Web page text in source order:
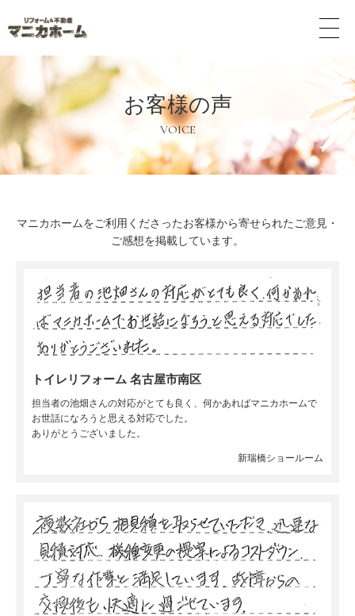
メ
ュ
ー
タ
ン
お客様の声
VOICE
マニカホームをご利用くださったお客様から寄せられたご意見・
ご感想を掲載しています。
トイレリフォーム 名古屋市南区
担当者の池畑さんの対応がとても良く、何かあればマニカホームで
お世話になろうと思える対応でした。
ありがとうございました。
新瑞橋ショールーム